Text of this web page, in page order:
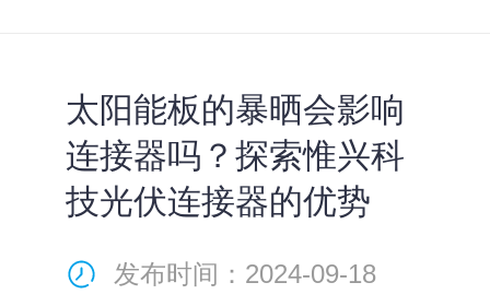
太阳能板的暴晒会影响
连接器吗？探索惟兴科
技光伏连接器的优势
发布时间：2024-09-18